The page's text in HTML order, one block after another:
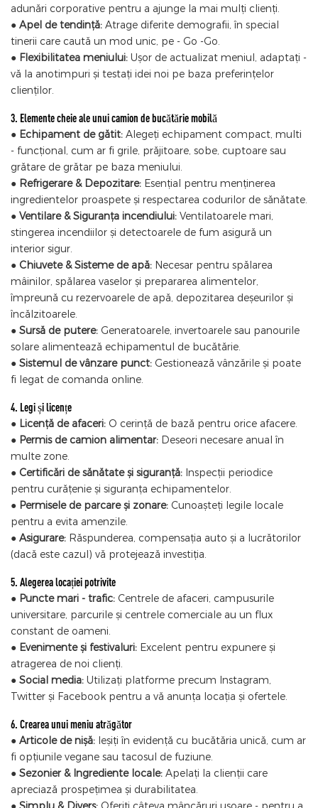
adunări corporative pentru a ajunge la mai mulți clienți.
● Apel de tendință: Atrage diferite demografii, în special
tinerii care caută un mod unic, pe - Go -Go.
● Flexibilitatea meniului: Ușor de actualizat meniul, adaptați -
vă la anotimpuri și testați idei noi pe baza preferințelor
clienților.
3. Elemente cheie ale unui camion de bucătărie mobilă
● Echipament de gătit: Alegeți echipament compact, multi
- funcțional, cum ar fi grile, prăjitoare, sobe, cuptoare sau
grătare de grătar pe baza meniului.
● Refrigerare & Depozitare: Esențial pentru menținerea
ingredientelor proaspete și respectarea codurilor de sănătate.
● Ventilare & Siguranța incendiului: Ventilatoarele mari,
stingerea incendiilor și detectoarele de fum asigură un
interior sigur.
● Chiuvete & Sisteme de apă: Necesar pentru spălarea
mâinilor, spălarea vaselor și prepararea alimentelor,
împreună cu rezervoarele de apă, depozitarea deșeurilor și
încălzitoarele.
● Sursă de putere: Generatoarele, invertoarele sau panourile
solare alimentează echipamentul de bucătărie.
● Sistemul de vânzare punct: Gestionează vânzările și poate
fi legat de comanda online.
4. Legi și licențe
● Licență de afaceri: O cerință de bază pentru orice afacere.
● Permis de camion alimentar: Deseori necesare anual în
multe zone.
● Certificări de sănătate și siguranță: Inspecții periodice
pentru curățenie și siguranța echipamentelor.
● Permisele de parcare și zonare: Cunoașteți legile locale
pentru a evita amenzile.
● Asigurare: Răspunderea, compensația auto și a lucrătorilor
(dacă este cazul) vă protejează investiția.
5. Alegerea locației potrivite
● Puncte mari - trafic: Centrele de afaceri, campusurile
universitare, parcurile și centrele comerciale au un flux
constant de oameni.
● Evenimente și festivaluri: Excelent pentru expunere și
atragerea de noi clienți.
● Social media: Utilizați platforme precum Instagram,
Twitter și Facebook pentru a vă anunța locația și ofertele.
6. Crearea unui meniu atrăgător
● Articole de nișă: Ieșiți în evidență cu bucătăria unică, cum ar
fi opțiunile vegane sau tacosul de fuziune.
● Sezonier & Ingrediente locale: Apelați la clienții care
apreciază prospețimea și durabilitatea.